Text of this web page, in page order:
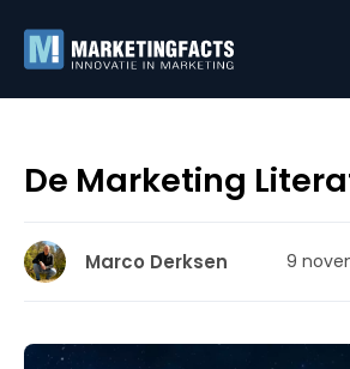
De Marketing
Marco Derksen 9